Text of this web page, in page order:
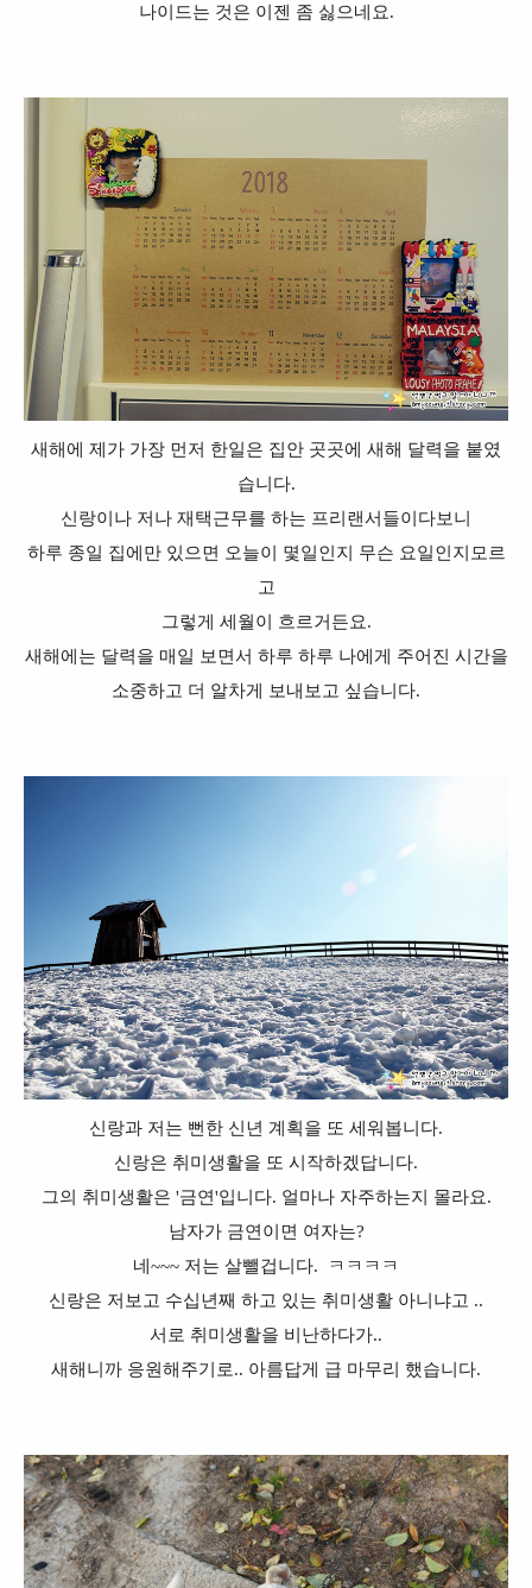
나이드는 것은 이젠 좀 싫으네요.
새해에 제가 가장 먼저 한일은 집안 곳곳에 새해 달력을 붙였
습니다.
신랑이나 저나 재택근무를 하는 프리랜서들이다보니
하루 종일 집에만 있으면 오늘이 몇일인지 무슨 요일인지모르
고
그렇게 세월이 흐르거든요.
새해에는 달력을 매일 보면서 하루 하루 나에게 주어진 시간을
소중하고 더 알차게 보내보고 싶습니다.
신랑과 저는 뻔한 신년 계획을 또 세워봅니다.
신랑은 취미생활을 또 시작하겠답니다.
그의 취미생활은 '금연'입니다. 얼마나 자주하는지 몰라요.
남자가 금연이면 여자는?
네~~~ 저는 살뺄겁니다. ㅋㅋㅋㅋ
신랑은 저보고 수십년째 하고 있는 취미생활 아니냐고 ..
서로 취미생활을 비난하다가..
새해니까 응원해주기로.. 아름답게 급 마무리 했습니다.